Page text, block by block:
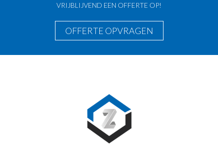
VRIJBLIJVEND EEN OFFERTE OP!
OFFERTE OPVRAGEN